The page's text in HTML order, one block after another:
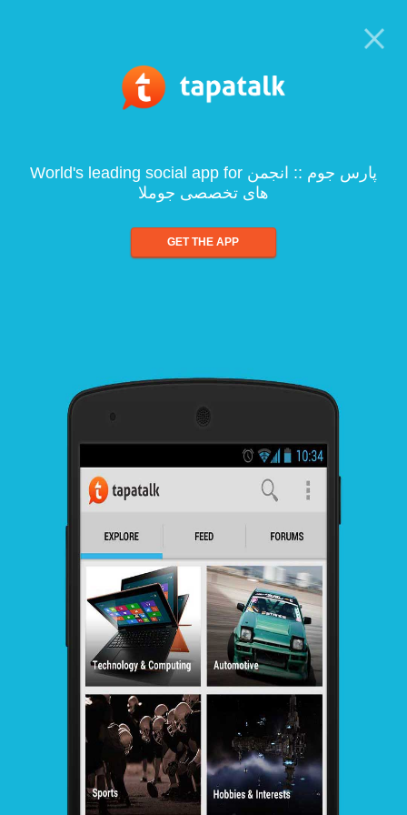
World's leading social app for پارس جوم :: انجمن
های تخصصی جوملا
GET THE APP